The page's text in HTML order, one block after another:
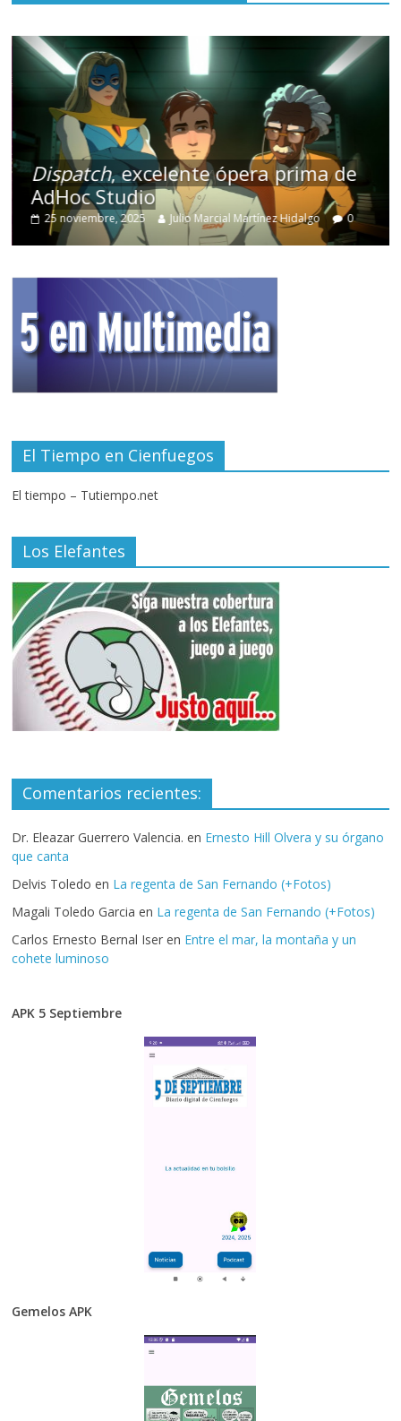
Dispatch, excelente ópera prima de
AdHoc Studio
25 noviembre, 2025 Julio Marcial Martínez Hidalgo 0
El Tiempo en Cienfuegos
El tiempo – Tutiempo.net
Los Elefantes
Comentarios recientes:
Dr. Eleazar Guerrero Valencia. en Ernesto Hill Olvera y su órgano
que canta
Delvis Toledo en La regenta de San Fernando (+Fotos)
Magali Toledo Garcia en La regenta de San Fernando (+Fotos)
Carlos Ernesto Bernal Iser en Entre el mar, la montaña y un
cohete luminoso
APK 5 Septiembre
Gemelos APK